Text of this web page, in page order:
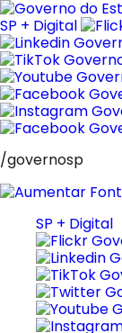
Pular
para
o
conteúdo
SP + Digital
/governosp
SP + Digital